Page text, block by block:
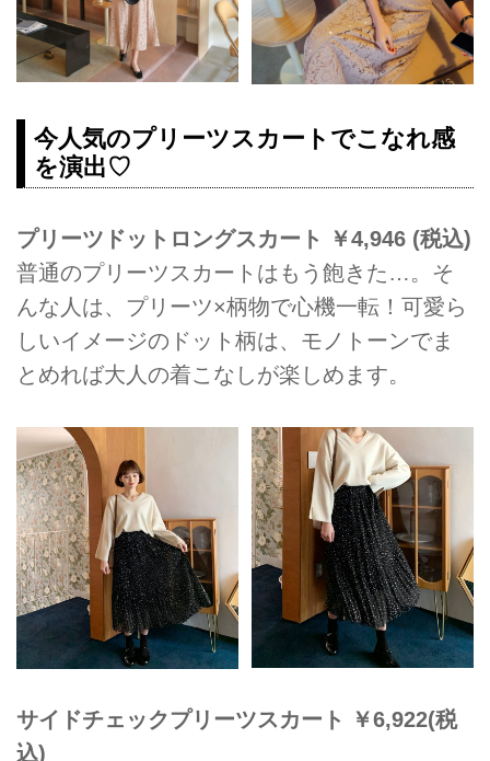
今人気のプリーツスカートでこなれ感
を演出♡
プリーツドットロングスカート ￥4,946 (税込)
普通のプリーツスカートはもう飽きた…。そ
んな人は、プリーツ×柄物で心機一転！可愛ら
しいイメージのドット柄は、モノトーンでま
とめれば大人の着こなしが楽しめます。
サイドチェックプリーツスカート ￥6,922(税
込)